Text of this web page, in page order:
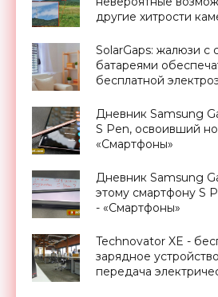
другие хитрости
SolarGaps: жалюзи с
батареями
бесплатной
Дневник Samsung
S Pen, освоивший
«Смартфоны»
Дневник Samsung
этому смартфону S
- «Смартфоны»
Technovator XE -
зарядное
передача